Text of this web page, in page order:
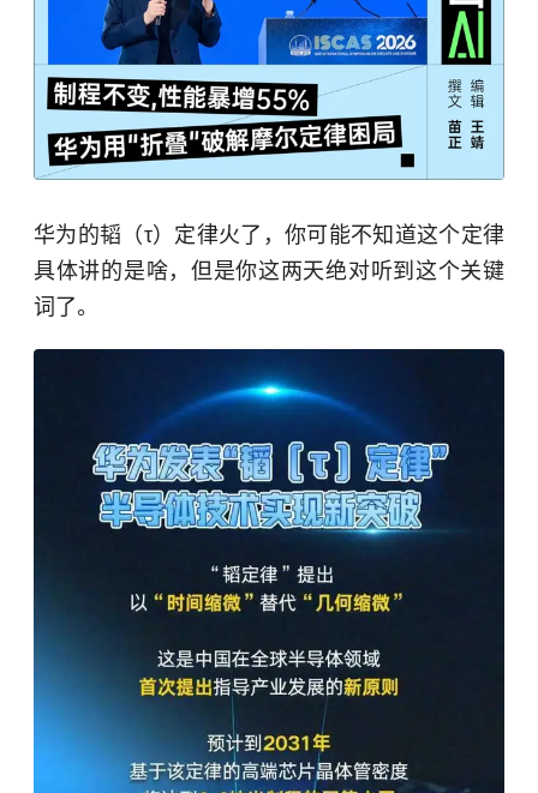
华为的韬（τ）定律火了，你可能不知道这个定律
具体讲的是啥，但是你这两天绝对听到这个关键
词了。